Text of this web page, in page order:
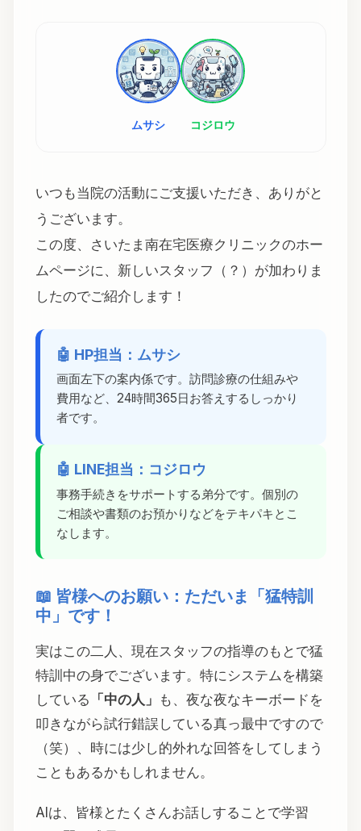
ムサシ コジロウ
いつも当院の活動にご支援いただき、ありがと
うございます。
この度、さいたま南在宅医療クリニックのホー
ムページに、新しいスタッフ（？）が加わりま
したのでご紹介します！
🤖 HP担当：ムサシ
画面左下の案内係です。訪問診療の仕組みや
費用など、24時間365日お答えするしっかり
者です。
🤖 LINE担当：コジロウ
事務手続きをサポートする弟分です。個別の
ご相談や書類のお預かりなどをテキパキとこ
なします。
📖 皆様へのお願い：ただいま「猛特訓
中」です！
実はこの二人、現在スタッフの指導のもとで猛
特訓中の身でございます。特にシステムを構築
している 「中の人」 も、夜な夜なキーボードを
叩きながら試行錯誤している真っ最中ですので
（笑）、時には少し的外れな回答をしてしまう
こともあるかもしれません。
AIは、皆様とたくさんお話しすることで学習